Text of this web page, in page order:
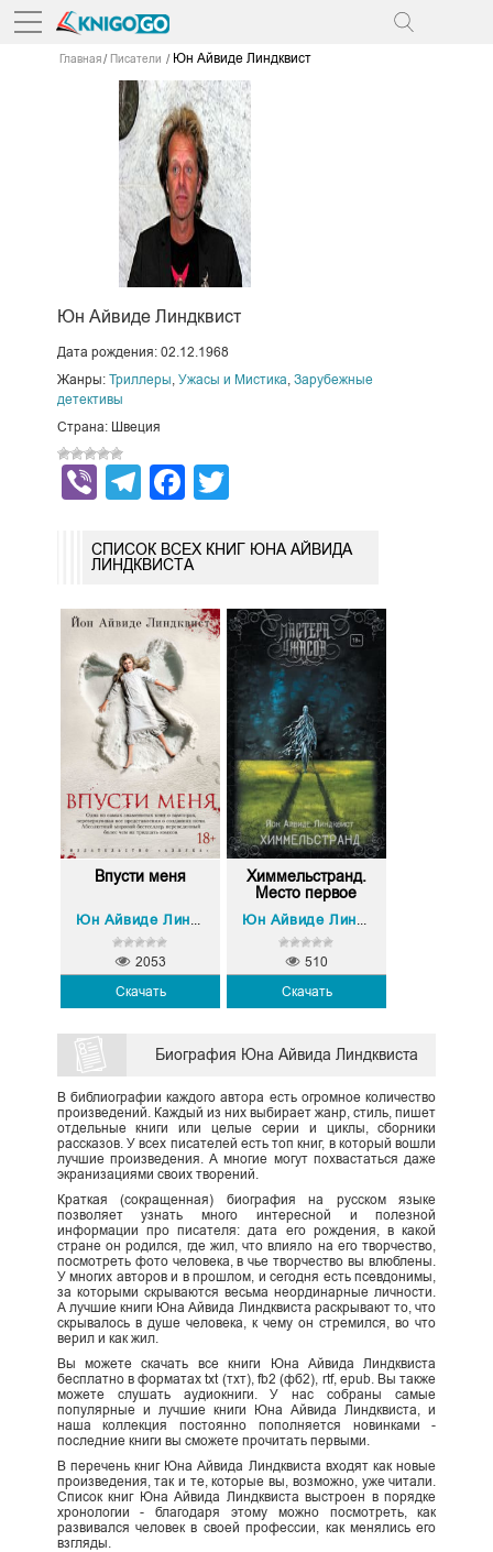
Главная Писатели Юн Айвиде Линдквист
Юн Айвиде Линдквист
Дата рождения: 02.12.1968
Жанры: Триллеры, Ужасы и Мистика, Зарубежные
детективы
Страна: Швеция
ViberTelegram
Facebook
СПИСОК ВСЕХ КНИГ ЮНА АЙВИДА
ЛИНДКВИСТА
Впусти меня
Юн Айвиде Линдквист
Скачать
2053
Химмельстранд.
Место первое
Юн Айвиде Линдквист
Скачать
510
Биография Юна Айвида Линдквиста
В библиографии каждого автора есть огромное количество
произведений. Каждый из них выбирает жанр, стиль, пишет
отдельные книги или целые серии и циклы, сборники
рассказов. У всех писателей есть топ книг, в который вошли
лучшие произведения. А многие могут похвастаться даже
экранизациями своих творений.
Краткая (сокращенная) биография на русском языке
позволяет узнать много интересной и полезной
информации про писателя: дата его рождения, в какой
стране он родился, где жил, что влияло на его творчество,
посмотреть фото человека, в чье творчество вы влюблены.
У многих авторов и в прошлом, и сегодня есть псевдонимы,
за которыми скрываются весьма неординарные личности.
А лучшие книги Юна Айвида Линдквиста раскрывают то, что
скрывалось в душе человека, к чему он стремился, во что
верил и как жил.
Вы можете скачать все книги Юна Айвида Линдквиста
бесплатно в форматах txt (тхт), fb2 (фб2), rtf, epub. Вы также
можете слушать аудиокниги. У нас собраны самые
популярные и лучшие книги Юна Айвида Линдквиста, и
наша коллекция постоянно пополняется новинками -
последние книги вы сможете прочитать первыми.
В перечень книг Юна Айвида Линдквиста входят как новые
произведения, так и те, которые вы, возможно, уже читали.
Список книг Юна Айвида Линдквиста выстроен в порядке
хронологии - благодаря этому можно посмотреть, как
развивался человек в своей профессии, как менялись его
взгляды.